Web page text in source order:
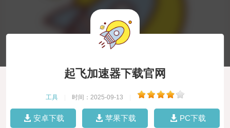
起飞加速器下载官网
工具 时间：2025-09-13
安卓下载 苹果下载 PC下载